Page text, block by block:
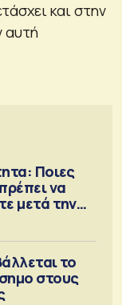
και στην
αυτή
Ποιες
να
μετά την
το
στους